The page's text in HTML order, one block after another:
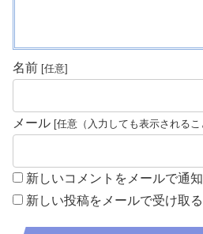
名前
メール
新しいコメントをメールで通知
新しい投稿をメールで受け取る